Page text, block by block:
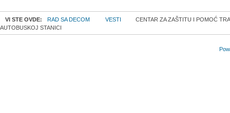
VI STE OVDE: RAD SA DECOM VESTI
CENTAR ZA ZAŠTITU I POMOĆ
AUTOBUSKOJ STANICI